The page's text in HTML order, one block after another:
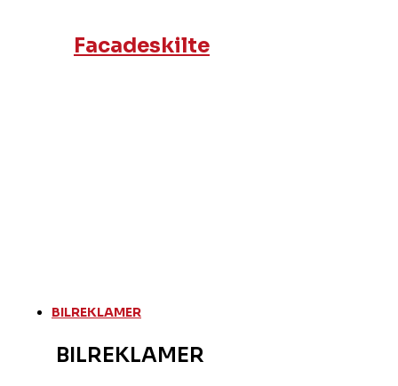
Facadeskilte
BILREKLAMER
BILREKLAMER